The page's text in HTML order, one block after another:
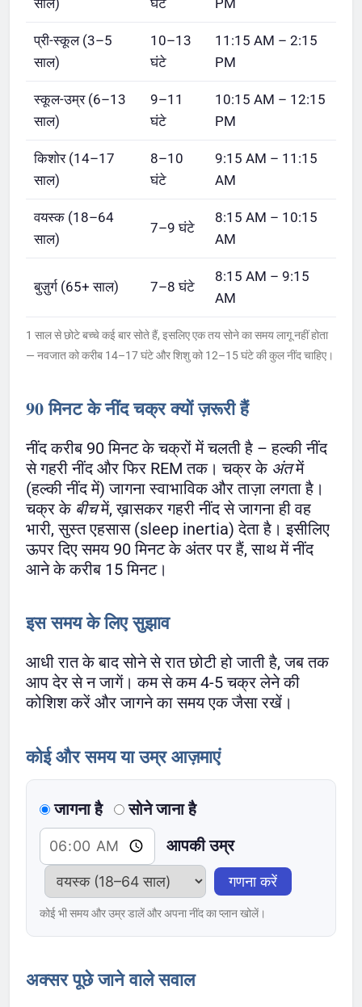
प्री-स्कूल (3–5
साल)
10–13
घंटे
11:15 AM – 2:15
PM
स्कूल-उम्र (6–13
साल)
9–11
घंटे
10:15 AM – 12:15
PM
किशोर (14–17
साल)
8–10
घंटे
9:15 AM – 11:15
AM
वयस्क (18–64
साल)
7–9 घंटे
8:15 AM – 10:15
AM
बुज़ुर्ग (65+ साल) 7–8 घंटे
8:15 AM – 9:15
AM
1 साल से छोटे बच्चे कई बार सोते हैं, इसलिए एक तय सोने का समय लागू नहीं होता
— नवजात को करीब 14–17 घंटे और शिशु को 12–15 घंटे की कुल नींद चाहिए।
90 मिनट के नींद चक्र क्यों ज़रूरी हैं
नींद करीब 90 मिनट के चक्रों में चलती है – हल्की नींद
से गहरी नींद और फिर REM तक। चक्र के अंतमें
(हल्की नींद में) जागना स्वाभाविक और ताज़ा लगता है।
चक्र के बीचमें, ख़ासकर गहरी नींद से जागना ही वह
भारी, सुस्त एहसास (sleep inertia) देता है। इसीलिए
ऊपर दिए समय 90 मिनट के अंतर पर हैं, साथ में नींद
आने के करीब 15 मिनट।
इस समय के लिए सुझाव
आधी रात के बाद सोने से रात छोटी हो जाती है, जब तक
आप देर से न जागें। कम से कम 4-5 चक्र लेने की
कोशिश करें और जागने का समय एक जैसा रखें।
कोई और समय या उम्र आज़माएं
जागना है
सोने जाना है
आपकी उम्र
गणना करें
कोई भी समय और उम्र डालें और अपना नींद का प्लान खोलें।
अक्सर पूछे जाने वाले सवाल